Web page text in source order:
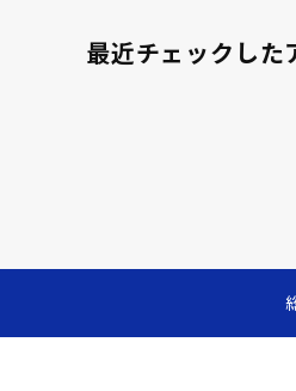
最近チェックした